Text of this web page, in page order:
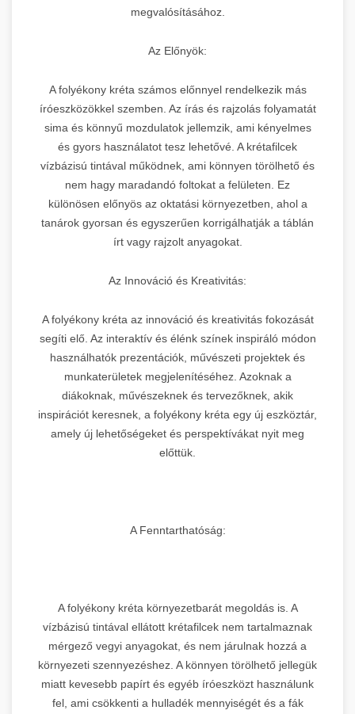
megvalósításához.
Az Előnyök:
A folyékony kréta számos előnnyel rendelkezik más
íróeszközökkel szemben. Az írás és rajzolás folyamatát
sima és könnyű mozdulatok jellemzik, ami kényelmes
és gyors használatot tesz lehetővé. A krétafilcek
vízbázisú tintával működnek, ami könnyen törölhető és
nem hagy maradandó foltokat a felületen. Ez
különösen előnyös az oktatási környezetben, ahol a
tanárok gyorsan és egyszerűen korrigálhatják a táblán
írt vagy rajzolt anyagokat.
Az Innováció és Kreativitás:
A folyékony kréta az innováció és kreativitás fokozását
segíti elő. Az interaktív és élénk színek inspiráló módon
használhatók prezentációk, művészeti projektek és
munkaterületek megjelenítéséhez. Azoknak a
diákoknak, művészeknek és tervezőknek, akik
inspirációt keresnek, a folyékony kréta egy új eszköztár,
amely új lehetőségeket és perspektívákat nyit meg
előttük.
A Fenntarthatóság:
A folyékony kréta környezetbarát megoldás is. A
vízbázisú tintával ellátott krétafilcek nem tartalmaznak
mérgező vegyi anyagokat, és nem járulnak hozzá a
környezeti szennyezéshez. A könnyen törölhető jellegük
miatt kevesebb papírt és egyéb íróeszközt használunk
fel, ami csökkenti a hulladék mennyiségét és a fák